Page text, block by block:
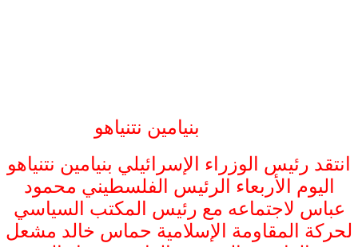
بنيامين نتنياهو
انتقد رئيس الوزراء الإسرائيلي بنيامين نتنياهو
اليوم الأربعاء الرئيس الفلسطيني محمود
عباس لاجتماعه مع رئيس المكتب السياسي
لحركة المقاومة الإسلامية حماس خالد مشعل